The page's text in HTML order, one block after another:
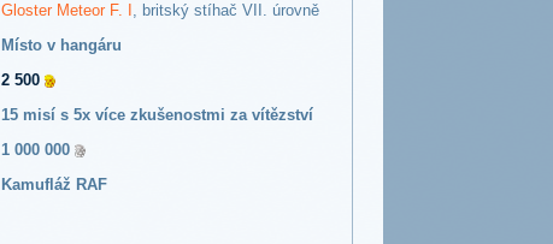
Gloster Meteor F. I , britský stíhač VII. úrovně
Místo v hangáru
2 500
15 misí s 5x více zkušenostmi za vítězství
1 000 000
Kamufláž RAF